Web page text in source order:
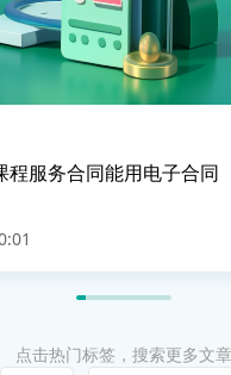
程服务合同能用电子合同
点击热门标签，搜索更多文章